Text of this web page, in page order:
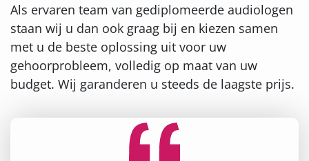
Als ervaren team van gediplomeerde audiologen
staan wij u dan ook graag bij en kiezen samen
met u de beste oplossing uit voor uw
gehoorprobleem, volledig op maat van uw
budget. Wij garanderen u steeds de laagste prijs.